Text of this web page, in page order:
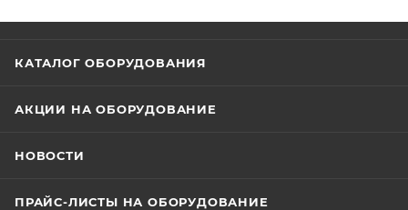
КАТАЛОГ ОБОРУДОВАНИЯ
АКЦИИ НА ОБОРУДОВАНИЕ
НОВОСТИ
ПРАЙС-ЛИСТЫ НА ОБОРУДОВАНИЕ